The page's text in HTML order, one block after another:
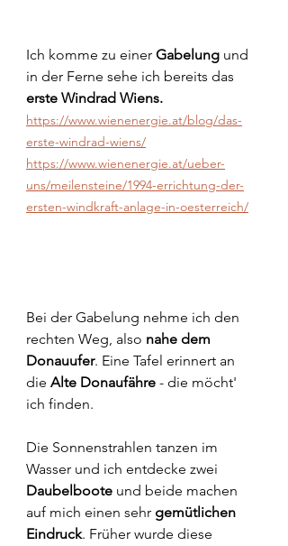
Ich komme zu einer Gabelung und
in der Ferne sehe ich bereits das
erste Windrad Wiens.
https://www.wienenergie.at/blog/das-
erste-windrad-wiens/
https://www.wienenergie.at/ueber-
uns/meilensteine/1994-errichtung-der-
ersten-windkraft-anlage-in-oesterreich/
Bei der Gabelung nehme ich den
rechten Weg, also nahe dem
Donauufer. Eine Tafel erinnert an
die Alte Donaufähre - die möcht'
ich finden.
Die Sonnenstrahlen tanzen im
Wasser und ich entdecke zwei
Daubelboote und beide machen
auf mich einen sehr gemütlichen
Eindruck. Früher wurde diese